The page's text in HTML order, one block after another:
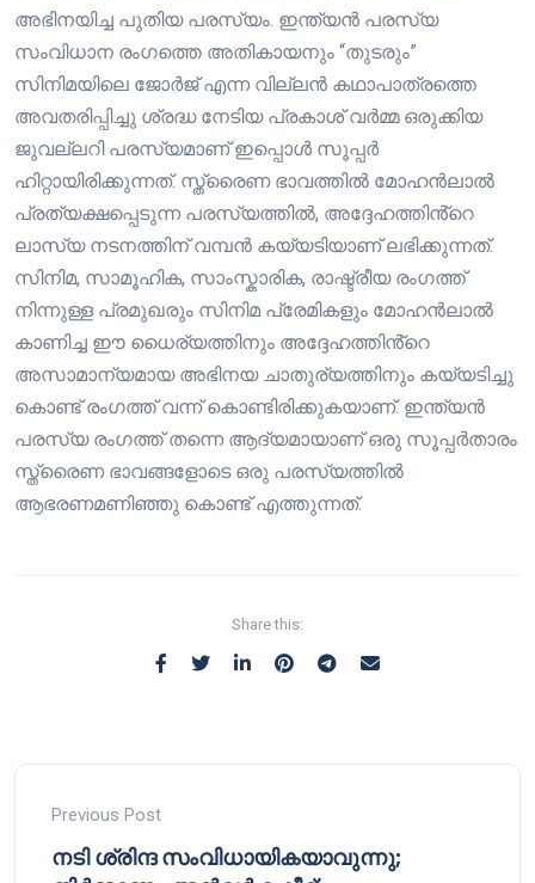
അഭിനയിച്ച പുതിയ പരസ്യം. ഇന്ത്യൻ പരസ്യ
സംവിധാന രംഗത്തെ അതികായനും “തുടരും”
സിനിമയിലെ ജോർജ് എന്ന വില്ലൻ കഥാപാത്രത്തെ
അവതരിപ്പിച്ചു ശ്രദ്ധ നേടിയ പ്രകാശ് വർമ്മ ഒരുക്കിയ
ജുവല്ലറി പരസ്യമാണ് ഇപ്പൊൾ സൂപ്പർ
ഹിറ്റായിരിക്കുന്നത്. സ്ത്രൈണ ഭാവത്തിൽ മോഹൻലാൽ
പ്രത്യക്ഷപ്പെടുന്ന പരസ്യത്തിൽ, അദ്ദേഹത്തിൻ്റെ
ലാസ്യ നടനത്തിന് വമ്പൻ കയ്യടിയാണ് ലഭിക്കുന്നത്.
സിനിമ, സാമൂഹിക, സാംസ്കാരിക, രാഷ്ട്രീയ രംഗത്ത്
നിന്നുള്ള പ്രമുഖരും സിനിമ പ്രേമികളും മോഹൻലാൽ
കാണിച്ച ഈ ധൈര്യത്തിനും അദ്ദേഹത്തിൻ്റെ
അസാമാന്യമായ അഭിനയ ചാതുര്യത്തിനും കയ്യടിച്ചു
കൊണ്ട് രംഗത്ത് വന്ന് കൊണ്ടിരിക്കുകയാണ്. ഇന്ത്യൻ
പരസ്യ രംഗത്ത് തന്നെ ആദ്യമായാണ് ഒരു സൂപ്പർതാരം
സ്ത്രൈണ ഭാവങ്ങളോടെ ഒരു പരസ്യത്തിൽ
ആഭരണമണിഞ്ഞു കൊണ്ട് എത്തുന്നത്.
Share this:
Previous Post
നടി ശ്രിന്ദ സംവിധായികയാവുന്നു;